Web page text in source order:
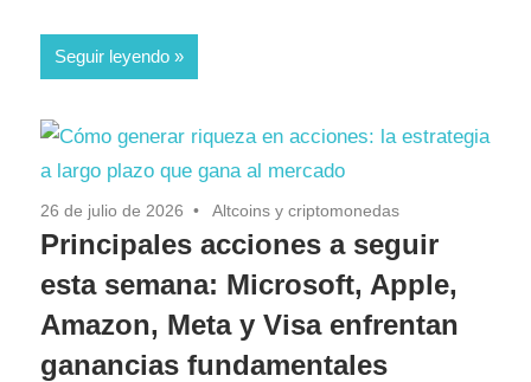
Seguir leyendo
26 de julio de 2026 Altcoins y criptomonedas
Principales acciones a seguir
esta semana: Microsoft, Apple,
Amazon, Meta y Visa enfrentan
ganancias fundamentales